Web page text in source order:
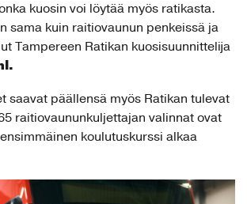
kuosin voi löytää myös ratikasta.
sama kuin raitiovaunun penkeissä ja
Tampereen Ratikan kuosisuunnittelija
saavat päällensä myös Ratikan tulevat
raitiovaununkuljettajan valinnat ovat
koulutuskurssi alkaa